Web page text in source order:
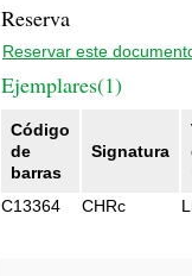
Reserva
Reservar este
Ejemplares(1)
Código
de
barras
Signatura
C13364
CHRc